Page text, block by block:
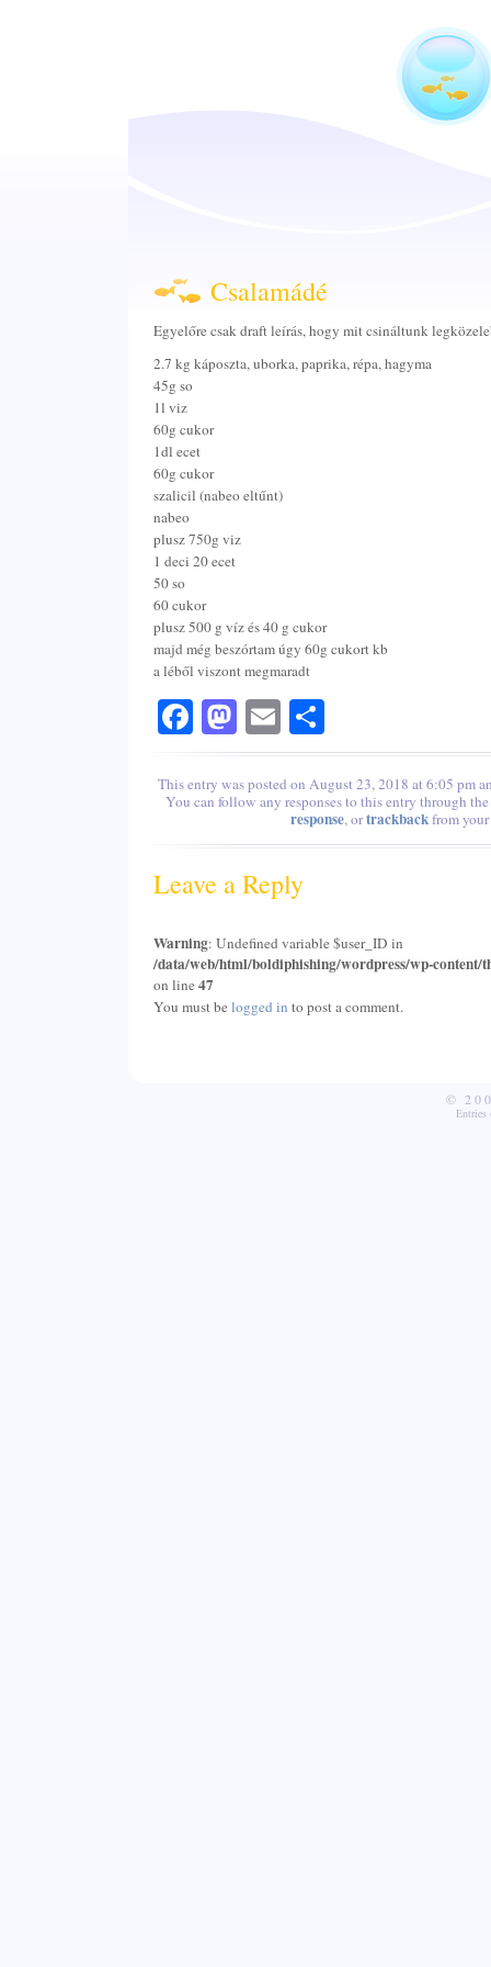
Csalamádé
Egyelőre csak draft leírás, hogy mit csináltunk
2.7 kg káposzta, uborka, paprika, répa, hagyma
45g so
1l viz
60g cukor
1dl ecet
60g cukor
szalicil (nabeo eltűnt)
nabeo
plusz 750g viz
1 deci 20 ecet
50 so
60 cukor
plusz 500 g víz és 40 g cukor
majd még beszórtam úgy 60g cukort kb
a léből viszont megmaradt
Facebook
Mastodon
EmailShare
This entry was posted on August 23, 2018 at 6:05 pm
You can follow any responses to this entry through the
response, ortrackbackfrom your
Leave a Reply
Warning: Undefined variable $user_ID in
/data/web/html/boldiphishing/wordpress/wp-content/
on line47
You must belogged in to post a comment.
©
Entries